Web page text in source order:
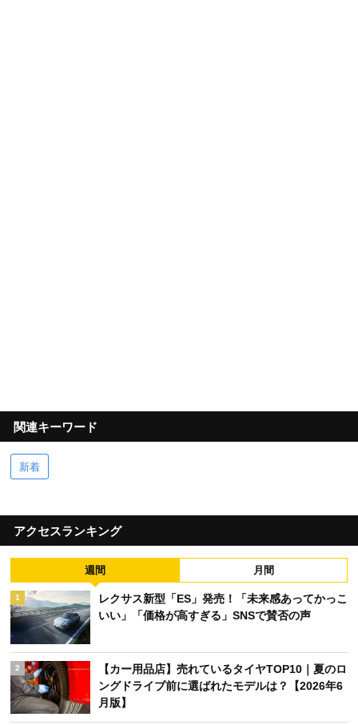
関連キーワード
新着
アクセスランキング
週間 月間
1
レクサス新型「ES」発売！「未来感あってかっこ
いい」「価格が高すぎる」SNSで賛否の声
2
【カー用品店】売れているタイヤTOP10｜夏のロ
ングドライブ前に選ばれたモデルは？【2026年6
月版】